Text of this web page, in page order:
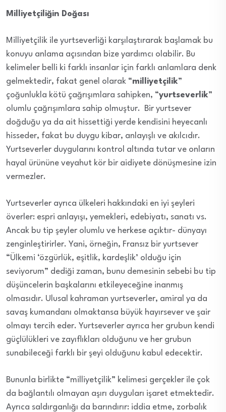
Milliyetçiliğin Doğası
Milliyetçilik ile yurtseverliği karşılaştırarak başlamak bu
konuyu anlama açısından bize yardımcı olabilir. Bu
kelimeler belli ki farklı insanlar için farklı anlamlara denk
gelmektedir, fakat genel olarak “milliyetçilik”
çoğunlukla kötü çağrışımlara sahipken, “yurtseverlik”
olumlu çağrışımlara sahip olmuştur. Bir yurtsever
doğduğu ya da ait hissettiği yerde kendisini heyecanlı
hisseder, fakat bu duygu kibar, anlayışlı ve akılcıdır.
Yurtseverler duygularını kontrol altında tutar ve onların
hayal ürününe veyahut kör bir aidiyete dönüşmesine izin
vermezler.
Yurtseverler ayrıca ülkeleri hakkındaki en iyi şeyleri
överler: espri anlayışı, yemekleri, edebiyatı, sanatı vs.
Ancak bu tip şeyler olumlu ve herkese açıktır- dünyayı
zenginleştirirler. Yani, örneğin, Fransız bir yurtsever
“Ülkemi ‘özgürlük, eşitlik, kardeşlik’ olduğu için
seviyorum” dediği zaman, bunu demesinin sebebi bu tip
düşüncelerin başkalarını etkileyeceğine inanmış
olmasıdır. Ulusal kahraman yurtseverler, amiral ya da
savaş kumandanı olmaktansa büyük hayırsever ve şair
olmayı tercih eder. Yurtseverler ayrıca her grubun kendi
güçlülükleri ve zayıflıkları olduğunu ve her grubun
sunabileceği farklı bir şeyi olduğunu kabul edecektir.
Bununla birlikte “milliyetçilik” kelimesi gerçekler ile çok
da bağlantılı olmayan aşırı duyguları işaret etmektedir.
Ayrıca saldırganlığı da barındırır: iddia etme, zorbalık